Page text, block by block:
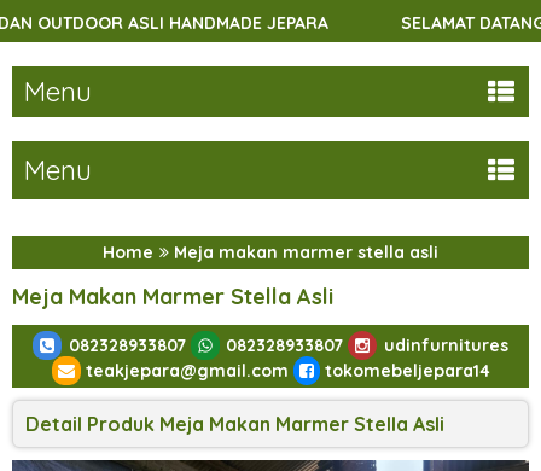
HANDMADE JEPARA SELAMAT DATANG DI
Menu
Menu
Home Meja makan marmer stella asli
Meja Makan Marmer Stella Asli
082328933807 082328933807
udinfurnitures
teakjepara@gmail.com
tokomebeljepara14
Detail Produk Meja Makan Marmer Stella Asli